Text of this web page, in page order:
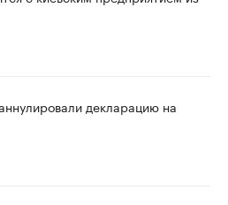
декларацию на